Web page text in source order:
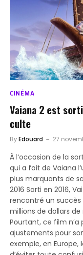
CINÉMA
Vaiana 2 est
culte
ByEdouard 27
À l’occasion de la
qui a fait de Vaiana
plus marquants de
2016 Sorti en 2016,
rencontré un succès
millions de dollars
Pourtant, ce film
ajustements pour
exemple, en